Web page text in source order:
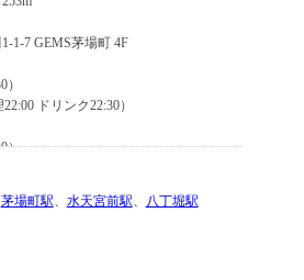
茅場町駅、 水天宮前駅、 八丁堀駅